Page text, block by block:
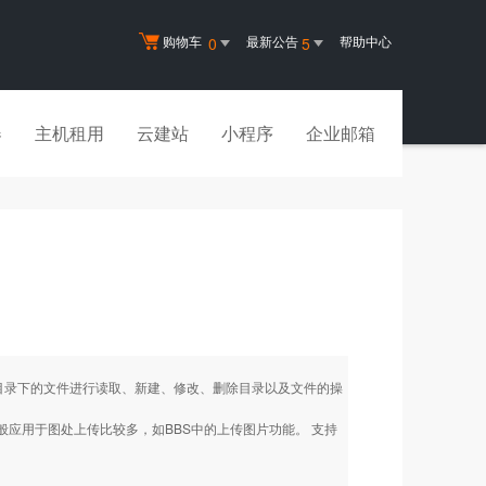
购物车 0 最新公告5 帮助中心
主机租用 云建站 小程序 企业邮箱
下的文件进行读取、新建、修改、删除目录以及文件的操
用于图处上传比较多，如BBS中的上传图片功能。 支持